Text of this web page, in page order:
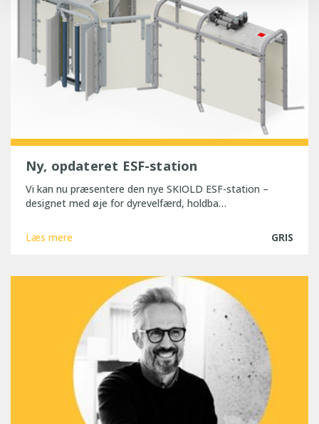
Ny, opdateret ESF-station
Vi kan nu præsentere den nye SKIOLD ESF-station –
designet med øje for dyrevelfærd, holdba…
Læs mere GRIS